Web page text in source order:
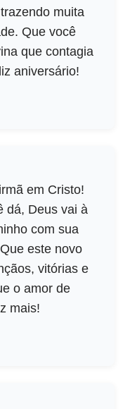
muita
Que você
que contagia
aniversário!
em Cristo!
dá, Deus vai à
com sua
este novo
vitórias e
o amor de
mais!